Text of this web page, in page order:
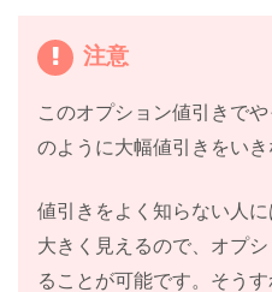
注意
このオプション値引きで
のように大幅値引きをいき
値引きをよく知らない人
大きく見えるので、オプ
ることが可能です。そう